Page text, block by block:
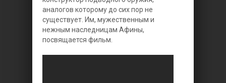
аналогов которому до сих пор не
существует. Им, мужественным и
нежным наследницам Афины,
посвящается фильм.